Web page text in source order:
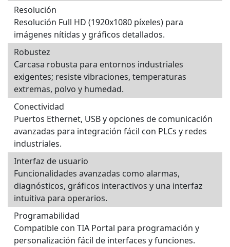
Resolución
Resolución Full HD (1920x1080 píxeles) para
imágenes nítidas y gráficos detallados.
Robustez
Carcasa robusta para entornos industriales
exigentes; resiste vibraciones, temperaturas
extremas, polvo y humedad.
Conectividad
Puertos Ethernet, USB y opciones de comunicación
avanzadas para integración fácil con PLCs y redes
industriales.
Interfaz de usuario
Funcionalidades avanzadas como alarmas,
diagnósticos, gráficos interactivos y una interfaz
intuitiva para operarios.
Programabilidad
Compatible con TIA Portal para programación y
personalización fácil de interfaces y funciones.